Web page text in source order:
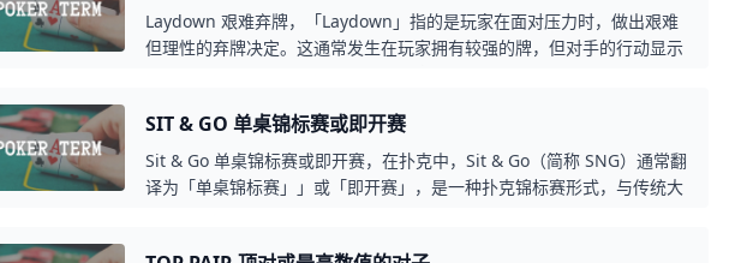
Laydown 艰难弃牌，「Laydown」指的是玩家在面对压力时，做出艰难
但理性的弃牌决定。这通常发生在玩家拥有较强的牌，但对手的行动显示
SIT & GO 单桌锦标赛或即开赛
Sit & Go 单桌锦标赛或即开赛，在扑克中，Sit & Go（简称 SNG）通常翻
译为「单桌锦标赛」」或「即开赛」，是一种扑克锦标赛形式，与传统大